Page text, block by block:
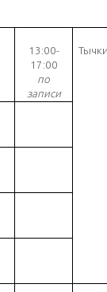
13 :00-
17 :00
по
записи